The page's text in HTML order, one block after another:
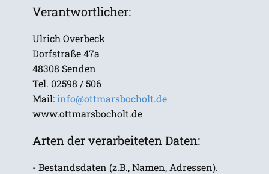
Verantwortlicher:
Ulrich Overbeck
Dorfstraße 47a
48308 Senden
Tel. 02598 / 506
Mail:info@ottmarsbocholt.de
www.ottmarsbocholt.de
Arten der verarbeiteten Daten:
- Bestandsdaten (z.B., Namen, Adressen).